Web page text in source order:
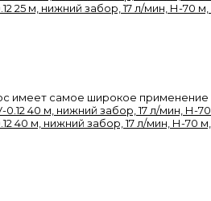
25 м, нижний забор, 17 л/мин, Н-70 м,
имеет самое широкое применение
40 м, нижний забор, 17 л/мин, Н-70